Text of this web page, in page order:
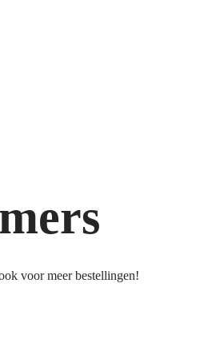
voor meer bestellingen!